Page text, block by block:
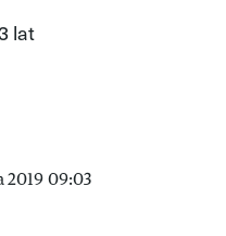
lat
09:03